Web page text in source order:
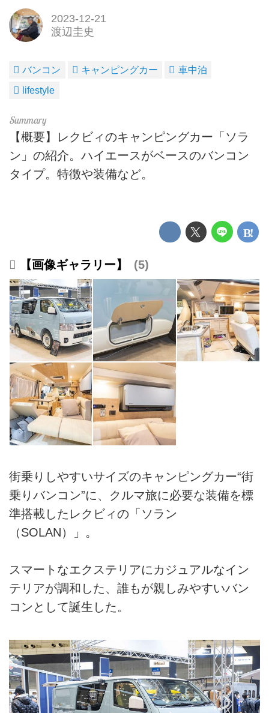
2023-12-21
渡辺圭史
バンコン キャンピングカー
車中泊
lifestyle
【概要】レクビィのキャンピングカー「ソラ
ン」の紹介。ハイエースがベースのバンコン
タイプ。特徴や装備など。
【画像ギャラリー】 5
街乗りしやすいサイズのキャンピングカー“街
乗りバンコン”に、クルマ旅に必要な装備を標
準搭載したレクビィの「ソラン
（SOLAN）」。
スマートなエクステリアにカジュアルなイン
テリアが調和した、誰もが親しみやすいバン
コンとして誕生した。